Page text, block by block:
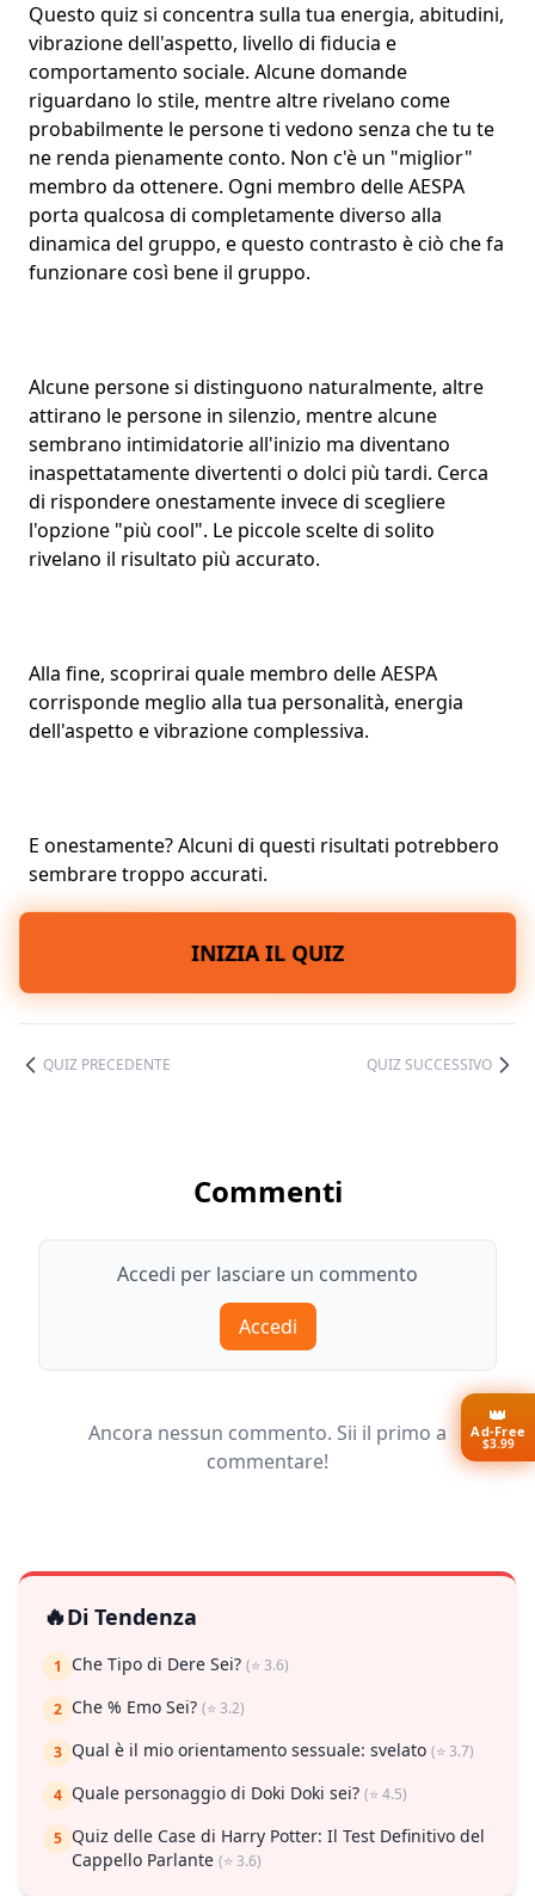
Questo quiz si concentra sulla tua energia, abitudini,
vibrazione dell'aspetto, livello di fiducia e
comportamento sociale. Alcune domande
riguardano lo stile, mentre altre rivelano come
probabilmente le persone ti vedono senza che tu te
ne renda pienamente conto. Non c'è un "miglior"
membro da ottenere. Ogni membro delle AESPA
porta qualcosa di completamente diverso alla
dinamica del gruppo, e questo contrasto è ciò che fa
funzionare così bene il gruppo.
Alcune persone si distinguono naturalmente, altre
attirano le persone in silenzio, mentre alcune
sembrano intimidatorie all'inizio ma diventano
inaspettatamente divertenti o dolci più tardi. Cerca
di rispondere onestamente invece di scegliere
l'opzione "più cool". Le piccole scelte di solito
rivelano il risultato più accurato.
Alla fine, scoprirai quale membro delle AESPA
corrisponde meglio alla tua personalità, energia
dell'aspetto e vibrazione complessiva.
E onestamente? Alcuni di questi risultati potrebbero
sembrare troppo accurati.
INIZIA IL QUIZ
QUIZ PRECEDENTE QUIZ SUCCESSIVO
Commenti
Accedi per lasciare un commento
Accedi
Ancora nessun commento. Sii il primo a
commentare!
🔥Di Tendenza
1 Che Tipo di Dere Sei? (⭐ 3.6)
2 Che % Emo Sei? (⭐ 3.2)
3 Qual è il mio orientamento sessuale: svelato (⭐ 3.7)
4 Quale personaggio di Doki Doki sei? (⭐ 4.5)
5 Quiz delle Case di Harry Potter: Il Test Definitivo del
Cappello Parlante (⭐ 3.6)
👑
Ad-Free
$3.99